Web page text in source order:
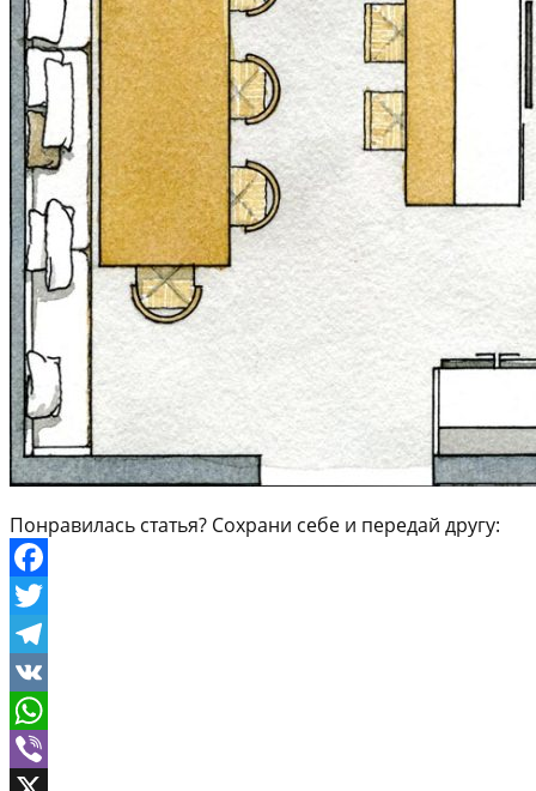
Понравилась статья? Сохрани себе и передай другу:
Facebook
Twitter
Telegram
VK
WhatsApp